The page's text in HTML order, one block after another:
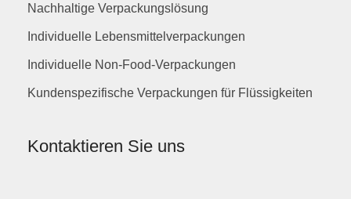
Nachhaltige Verpackungslösung
Individuelle Lebensmittelverpackungen
Individuelle Non-Food-Verpackungen
Kundenspezifische Verpackungen für Flüssigkeiten
Kontaktieren Sie uns